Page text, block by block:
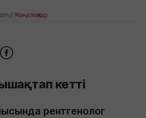
/ Жаңалықтар
кетті
рентгенолог